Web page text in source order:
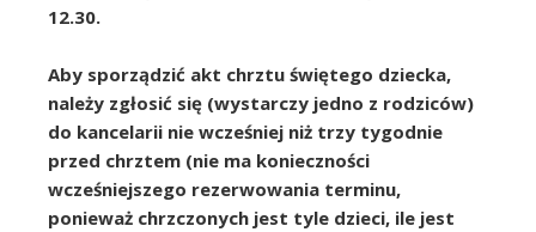
12.30.
Aby sporządzić akt chrztu świętego dziecka,
należy zgłosić się (wystarczy jedno z rodziców)
do kancelarii nie wcześniej niż trzy tygodnie
przed chrztem (nie ma konieczności
wcześniejszego rezerwowania terminu,
ponieważ chrzczonych jest tyle dzieci, ile jest